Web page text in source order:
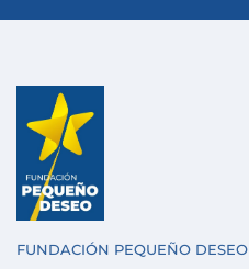
FUNDACIÓN PEQUEÑO DESEO